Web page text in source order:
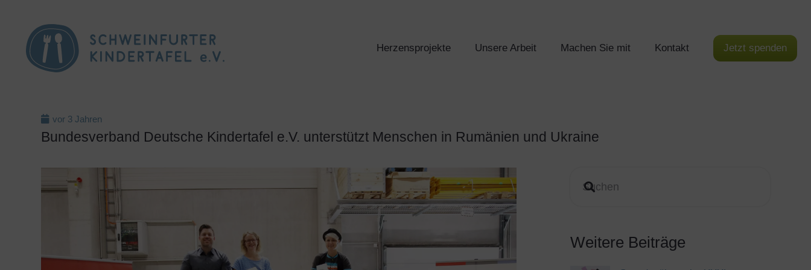
Herzensprojekte Unsere Arbeit Machen Sie mit Kontakt Jetzt spenden
vor 3 Jahren
Bundesverband Deutsche Kindertafel e.V. unterstützt Menschen in Rumänien und Ukraine
Weitere Beiträge